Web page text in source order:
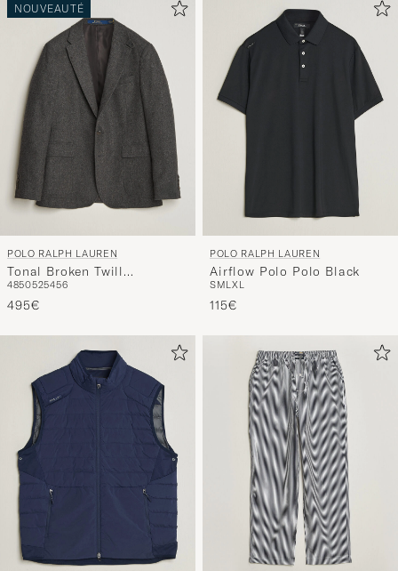
NOUVEAUTÉ
POLO RALPH LAUREN
Tonal Broken Twill
Sportcoat Charcoal
4850525456
495€
POLO RALPH LAUREN
Airflow Polo Polo Black
SMLXL
115€